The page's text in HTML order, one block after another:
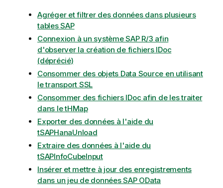
Agréger et filtrer des données dans plusieurs
tables SAP
Connexion à un système SAP R/3 afin
d'observer la création de fichiers IDoc
(déprécié)
Consommer des objets Data Source en utilisant
le transport SSL
Consommer des fichiers IDoc afin de les traiter
dans le tHMap
Exporter des données à l'aide du
tSAPHanaUnload
Extraire des données à l'aide du
tSAPInfoCubeInput
Insérer et mettre à jour des enregistrements
dans un jeu de données SAP OData